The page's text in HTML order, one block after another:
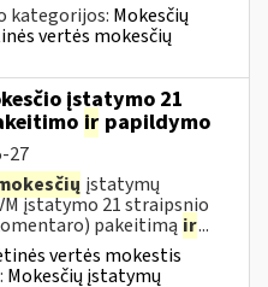
kategorijos: Mokesčių
vertės mokesčių
įstatymo 21
ir papildymo
27
įstatymų
įstatymo 21 straipsnio
pakeitimą ir...
vertės mokestis
Mokesčių įstatymų